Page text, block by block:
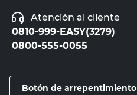
Atención al cliente
0810-999-EASY(3279)
0800-555-0055
Botón de arrepentimiento